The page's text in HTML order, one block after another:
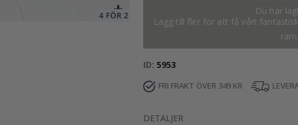
Du har
Lägg till fler för att få vårt
ID 5953
FRI FRAKT ÖVER 349 KR
DETALJER